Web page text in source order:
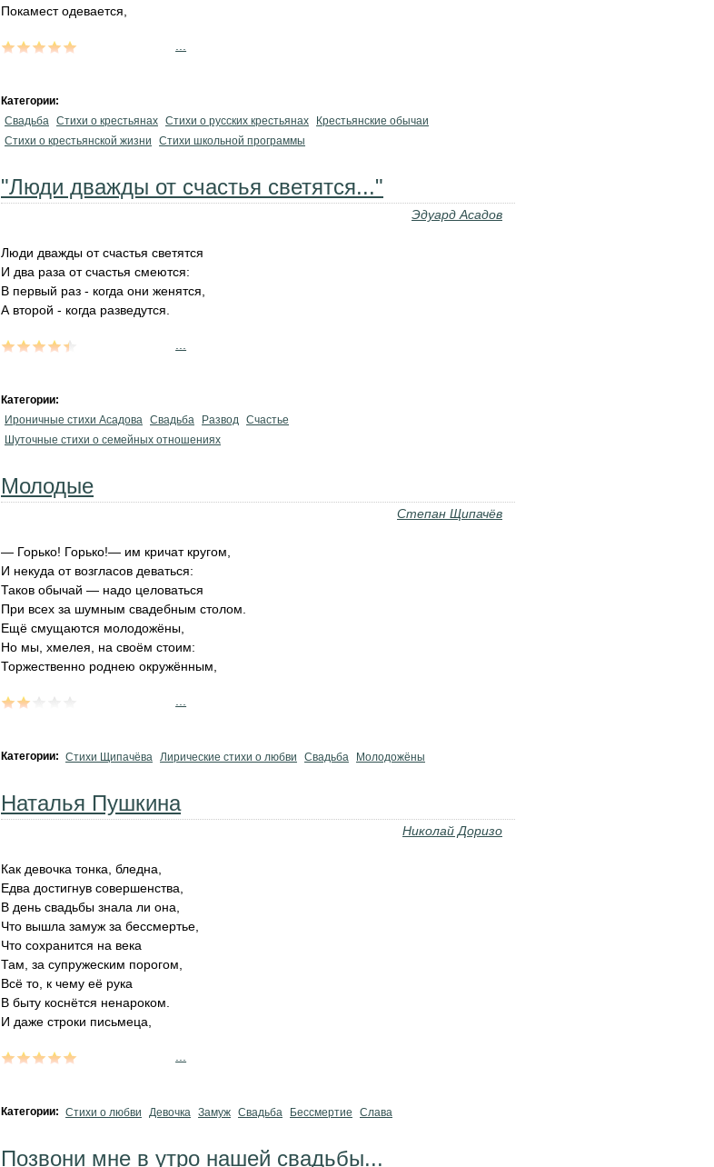
Покамест одевается,
Категории:
Свадьба Стихи о крестьянах Стихи о русских крестьянах
Крестьянские обычаи
Стихи о крестьянской жизни
Стихи школьной программы
"Люди дважды от счастья светятся..."
Эдуард Асадов
Люди дважды от счастья светятся
И два раза от счастья смеются:
В первый раз - когда они женятся,
А второй - когда разведутся.
Категории:
Ироничные стихи Асадова Свадьба Развод Счастье
Шуточные стихи о семейных отношениях
Молодые
Степан Щипачёв
— Горько! Горько!— им кричат кругом,
И некуда от возгласов деваться:
Таков обычай — надо целоваться
При всех за шумным свадебным столом.
Ещё смущаются молодожёны,
Но мы, хмелея, на своём стоим:
Торжественно роднею окружённым,
Категории: Стихи Щипачёва Лирические стихи о любви Свадьба Молодожёны
Наталья Пушкина
Николай Доризо
Как девочка тонка, бледна,
Едва достигнув совершенства,
В день свадьбы знала ли она,
Что вышла замуж за бессмертье,
Что сохранится на века
Там, за супружеским порогом,
Всё то, к чему её рука
В быту коснётся ненароком.
И даже строки письмеца,
Категории: Стихи о любви Девочка Замуж Свадьба Бессмертие Слава
Позвони мне в утро нашей свадьбы...